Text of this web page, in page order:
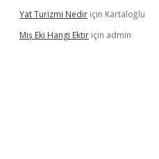
Yat Turizmi Nedir için Kartaloğlu
Miş Eki Hangi Ektir için admin